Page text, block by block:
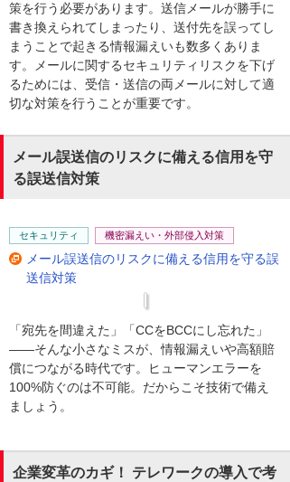
策を行う必要があります。送信メールが勝手に
書き換えられてしまったり、送付先を誤ってし
まうことで起きる情報漏えいも数多くありま
す。メールに関するセキュリティリスクを下げ
るためには、受信・送信の両メールに対して適
切な対策を行うことが重要です。
メール誤送信のリスクに備える信用を守
る誤送信対策
セキュリティ 機密漏えい・外部侵入対策
メール誤送信のリスクに備える信用を守る誤
送信対策
「宛先を間違えた」「CCをBCCにし忘れた」
――そんな小さなミスが、情報漏えいや高額賠
償につながる時代です。ヒューマンエラーを
100%防ぐのは不可能。だからこそ技術で備え
ましょう。
企業変革のカギ！ テレワークの導入で考